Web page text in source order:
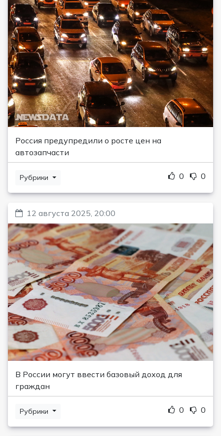
Россия предупредили о росте цен на
автозапчасти
Рубрики 0 0
12 августа 2025, 20:00
В России могут ввести базовый доход для
граждан
Рубрики 0 0